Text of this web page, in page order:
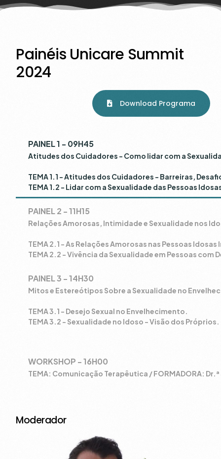
Painéis Unicare Summit
2024
Download Programa
PAINEL 1 - 09H45
Atitudes dos Cuidadores - Como lidar com a
TEMA 1.1 - Atitudes dos Cuidadores - Barreiras,
TEMA 1.2 - Lidar com a Sexualidade das Pessoas
PAINEL 2 - 11H15
Relações Amorosas, Intimidade e Sexualidade nos
TEMA 2.1 - As Relações Amorosas nas Pessoas
TEMA 2.2 - Vivência da Sexualidade em Pessoas com
PAINEL 3 - 14H30
Mitos e Estereótipos Sobre a Sexualidade no
TEMA 3.1 - Desejo Sexual no Envelhecimento.
TEMA 3.2 - Sexualidade no Idoso - Visão dos Próprios.
WORKSHOP - 16H00
TEMA: Comunicação Terapêutica / FORMADORA:
Moderador